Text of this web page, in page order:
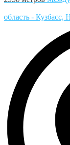
область - Кузбасс,